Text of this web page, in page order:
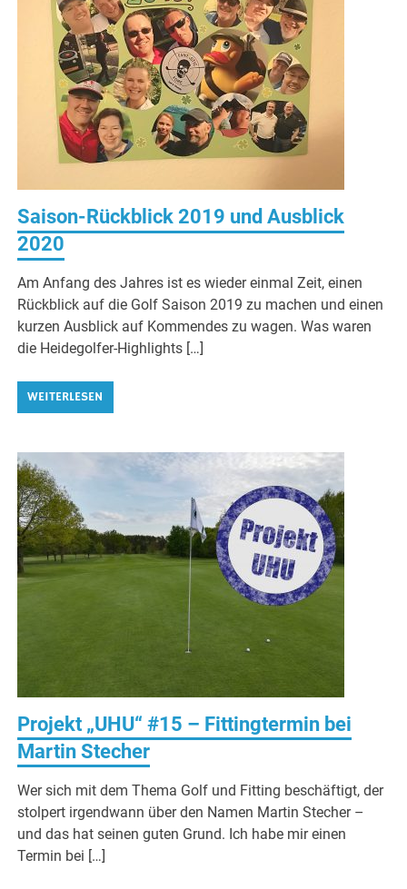
Saison-Rückblick 2019 und Ausblick
2020
Am Anfang des Jahres ist es wieder einmal Zeit, einen
Rückblick auf die Golf Saison 2019 zu machen und einen
kurzen Ausblick auf Kommendes zu wagen. Was waren
die Heidegolfer-Highlights […]
WEITERLESEN
Projekt „UHU“ #15 – Fittingtermin bei
Martin Stecher
Wer sich mit dem Thema Golf und Fitting beschäftigt, der
stolpert irgendwann über den Namen Martin Stecher –
und das hat seinen guten Grund. Ich habe mir einen
Termin bei […]